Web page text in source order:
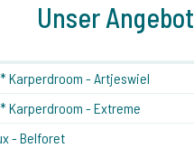
Unser Angebot
Karperdroom - Artjeswiel
Karperdroom - Extreme
- Belforet